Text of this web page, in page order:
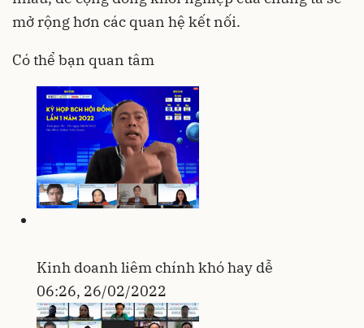
mở rộng hơn các quan hệ kết nối.
Có thể bạn quan tâm
Kinh doanh liêm chính khó hay dễ
06:26, 26/02/2022